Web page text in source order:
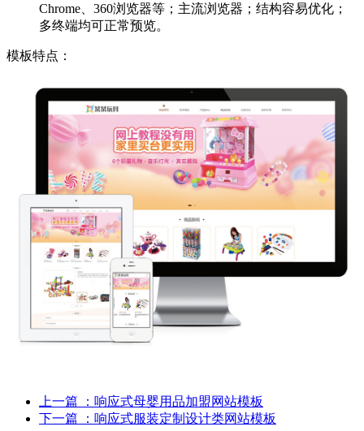
Chrome、360浏览器等；主流浏览器；结构容易优化；
多终端均可正常预览。
模板特点：
上一篇
：响应式母婴用品加盟网站模板
下一篇
：响应式服装定制设计类网站模板